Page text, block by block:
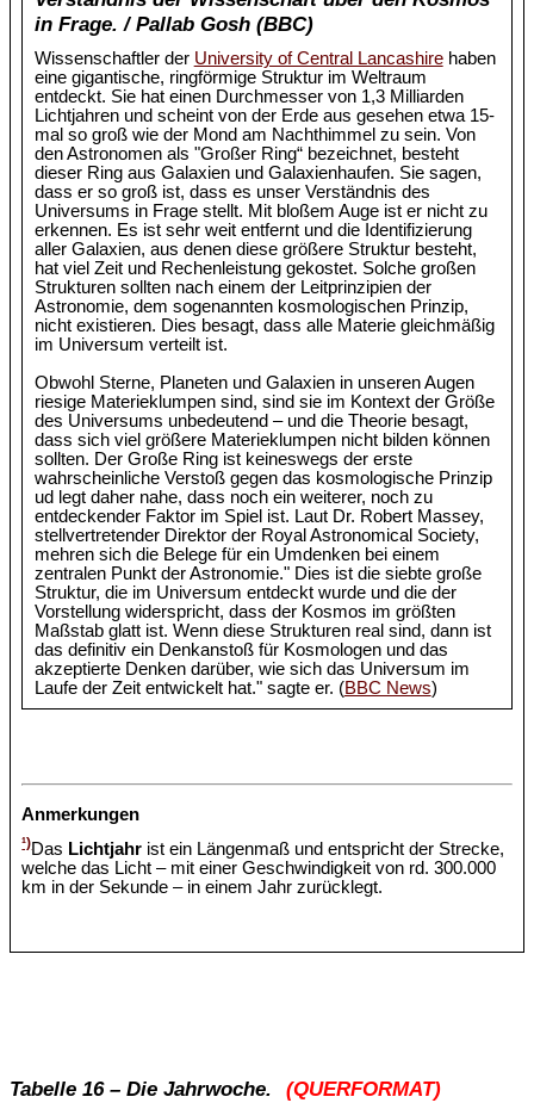
in Frage. / Pallab Gosh (BBC)
Wissenschaftler der University of Central Lancashirehaben
eine gigantische, ringförmige Struktur im Weltraum
entdeckt. Sie hat einen Durchmesser von 1,3 Milliarden
Lichtjahren und scheint von der Erde aus gesehen etwa 15-
mal so groß wie der Mond am Nachthimmel zu sein. Von
den Astronomen als "Großer Ring“ bezeichnet, besteht
dieser Ring aus Galaxien und Galaxienhaufen. Sie sagen,
dass er so groß ist, dass es unser Verständnis des
Universums in Frage stellt. Mit bloßem Auge ist er nicht zu
erkennen. Es ist sehr weit entfernt und die Identifizierung
aller Galaxien, aus denen diese größere Struktur besteht,
hat viel Zeit und Rechenleistung gekostet. Solche großen
Strukturen sollten nach einem der Leitprinzipien der
Astronomie, dem sogenannten kosmologischen Prinzip,
nicht existieren. Dies besagt, dass alle Materie gleichmäßig
im Universum verteilt ist.
Obwohl Sterne, Planeten und Galaxien in unseren Augen
riesige Materieklumpen sind, sind sie im Kontext der Größe
des Universums unbedeutend – und die Theorie besagt,
dass sich viel größere Materieklumpen nicht bilden können
sollten. Der Große Ring ist keineswegs der erste
wahrscheinliche Verstoß gegen das kosmologische Prinzip
ud legt daher nahe, dass noch ein weiterer, noch zu
entdeckender Faktor im Spiel ist. Laut Dr. Robert Massey,
stellvertretender Direktor der Royal Astronomical Society,
mehren sich die Belege für ein Umdenken bei einem
zentralen Punkt der Astronomie." Dies ist die siebte große
Struktur, die im Universum entdeckt wurde und die der
Vorstellung widerspricht, dass der Kosmos im größten
Maßstab glatt ist. Wenn diese Strukturen real sind, dann ist
das definitiv ein Denkanstoß für Kosmologen und das
akzeptierte Denken darüber, wie sich das Universum im
Laufe der Zeit entwickelt hat." sagte er. (BBC News)
Anmerkungen
¹)Das Lichtjahr ist ein Längenmaß und entspricht der Strecke,
welche das Licht – mit einer Geschwindigkeit von rd. 300.000
km in der Sekunde – in einem Jahr zurücklegt.
Tabelle 16 – Die Jahrwoche. (QUERFORMAT)